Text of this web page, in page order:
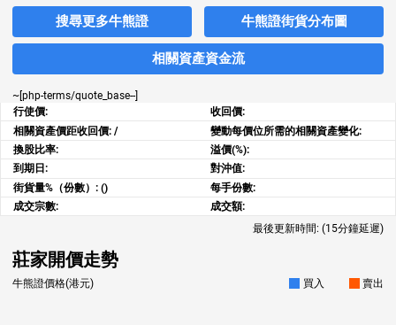
搜尋更多牛熊證 牛熊證街貨分布圖
相關資產資金流
~[php-terms/quote_base--]
行使價:
收回價:
相關資產價距收回價: /
變動每價位所需的相關資產變化:
換股比率:
溢價(%):
到期日:
對沖值:
街貨量%（份數）: ()
每手份數:
成交宗數:
成交額:
最後更新時間: (15分鐘延遲)
莊家開價走勢
牛熊證價格(港元) 買入 賣出